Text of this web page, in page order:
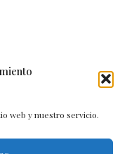
web y nuestro servicio.